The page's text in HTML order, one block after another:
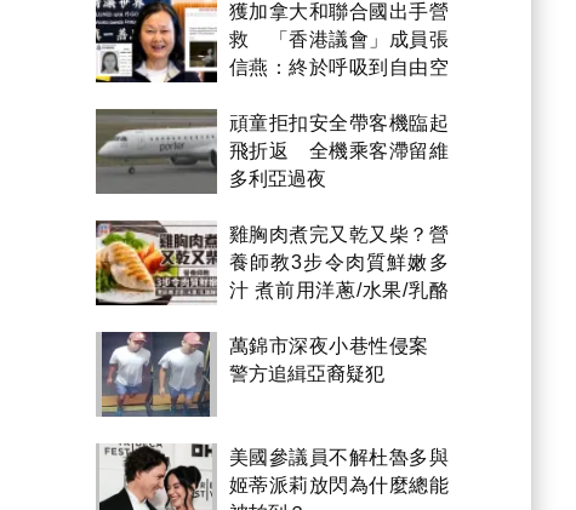
獲加拿大和聯合國出手營
救 「香港議會」成員張
信燕：終於呼吸到自由空
頑童拒扣安全帶客機臨起
飛折返 全機乘客滯留維
多利亞過夜
雞胸肉煮完又乾又柴？營
養師教3步令肉質鮮嫩多
汁 煮前用洋蔥/水果/乳酪
萬錦市深夜小巷性侵案
警方追緝亞裔疑犯
美國參議員不解杜魯多與
姬蒂派莉放閃為什麼總能